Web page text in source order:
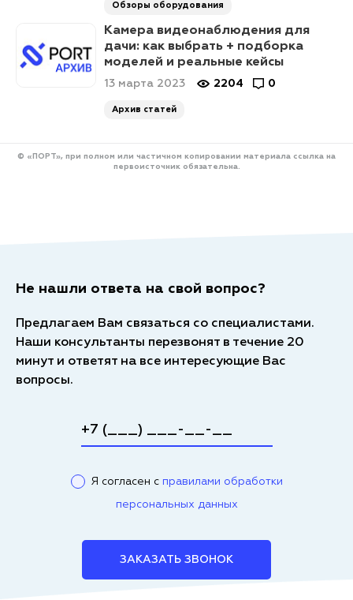
Обзоры оборудования
Камера видеонаблюдения для
дачи: как выбрать + подборка
моделей и реальные кейсы
13 марта 2023 2204 0
Архив статей
© «ПОРТ», при полном или частичном копировании материала ссылка на
первоисточник обязательна.
Не нашли ответа на свой вопрос?
Предлагаем Вам связаться со специалистами.
Наши консультанты перезвонят в течение 20
минут и ответят на все интересующие Вас
вопросы.
Я согласен с правилами обработки
персональных данных
ЗАКАЗАТЬ ЗВОНОК